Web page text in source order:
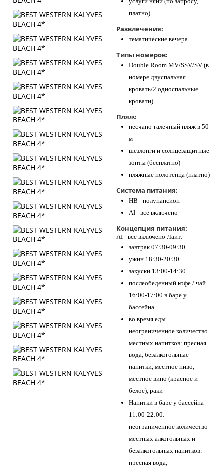
платно)
Развлечения:
тематические вечера
Типы номеров:
Double Room MV/SSV/SV (в
номере двуспальная
кровать/2 односпальные
кровати)
Пляж:
песчано-галечный пляж в 50
м
шезлонги и солнцезащитные
зонты (бесплатно)
пляжные полотенца (платно)
Система питания:
HB - полупансион
AI - все включено
Концепция питания:
AI - все включено Лайт:
завтрак 07:30-09:30
ужин 18:30-20:30
закуски 13:00-14:30
послеобеденный кофе / чай
16:00-17:00 в баре у
бассейна
во время еды
неограниченное количество
местных напитков: пресная
вода, безалкогольные
напитки, местное пиво,
местное вино (красное и
белое), раки
Напитки в баре у бассейна
11:00-22:00:
неограниченное количество
местных алкогольных и
безалкогольных напитков:
пресная вода,